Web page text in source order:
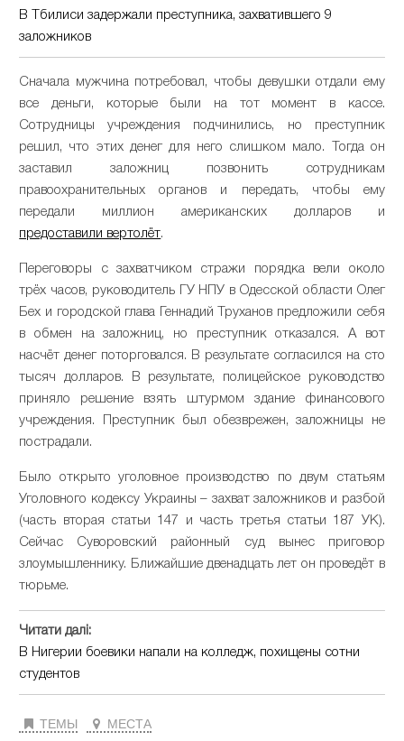
В Тбилиси задержали преступника, захватившего 9
заложников
Сначала мужчина потребовал, чтобы девушки отдали ему
все деньги, которые были на тот момент в кассе.
Сотрудницы учреждения подчинились, но преступник
решил, что этих денег для него слишком мало. Тогда он
заставил заложниц позвонить сотрудникам
правоохранительных органов и передать, чтобы ему
передали миллион американских долларов и
предоставили вертолёт.
Переговоры с захватчиком стражи порядка вели около
трёх часов, руководитель ГУ НПУ в Одесской области Олег
Бех и городской глава Геннадий Труханов предложили себя
в обмен на заложниц, но преступник отказался. А вот
насчёт денег поторговался. В результате согласился на сто
тысяч долларов. В результате, полицейское руководство
приняло решение взять штурмом здание финансового
учреждения. Преступник был обезврежен, заложницы не
пострадали.
Было открыто уголовное производство по двум статьям
Уголовного кодексу Украины – захват заложников и разбой
(часть вторая статьи 147 и часть третья статьи 187 УК).
Сейчас Суворовский районный суд вынес приговор
злоумышленнику. Ближайшие двенадцать лет он проведёт в
тюрьме.
Читати далі:
В Нигерии боевики напали на колледж, похищены сотни
студентов
ТЕМЫ МЕСТА